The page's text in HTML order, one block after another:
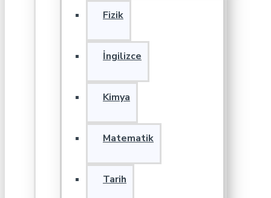
Fizik
İngilizce
Kimya
Matematik
Tarih